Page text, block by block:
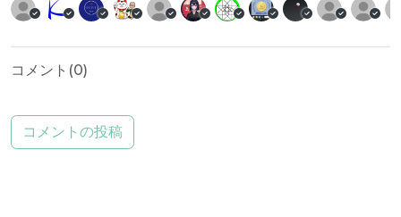
コメント(0)
コメントの投稿